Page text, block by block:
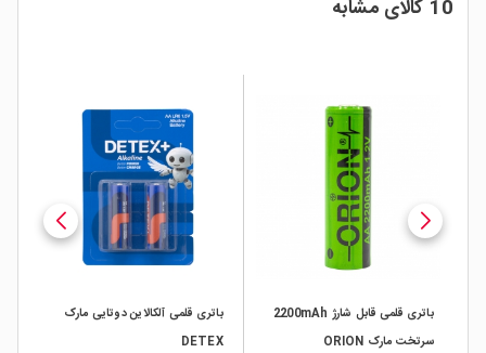
10 کالای مشابه
باتری قلمی قابل شارژ 2200mAh
سرتخت مارک ORION
باتری قلمی آلکالاین دوتایی مارک
DETEX